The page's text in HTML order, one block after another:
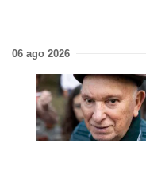
06 ago 2026